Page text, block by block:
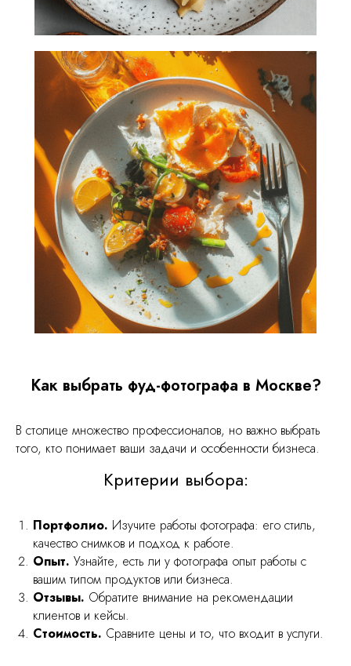
Как выбрать фуд-фотографа в Москве?
В столице множество профессионалов, но важно выбрать
того, кто понимает ваши задачи и особенности бизнеса.
Критерии выбора:
Портфолио. Изучите работы фотографа: его стиль,
качество снимков и подход к работе.
Опыт. Узнайте, есть ли у фотографа опыт работы с
вашим типом продуктов или бизнеса.
Отзывы. Обратите внимание на рекомендации
клиентов и кейсы.
Стоимость. Сравните цены и то, что входит в услуги.